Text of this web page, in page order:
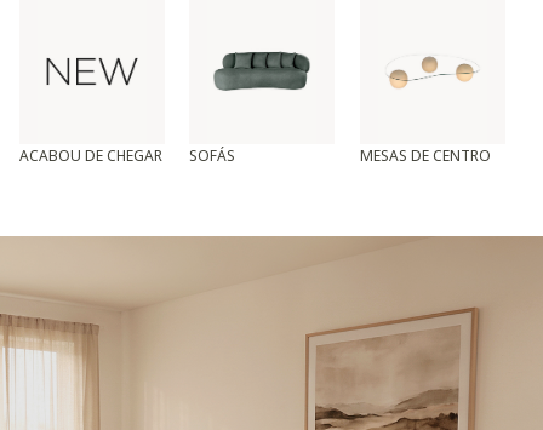
ACABOU DE CHEGAR SOFÁS MESAS DE CENTRO